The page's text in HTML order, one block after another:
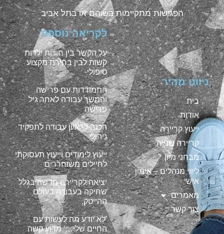
הפגישות מתקיימות בשוהם או בתל אביב
ניווט מהיר
בית
אודות
ייעוץ קריירה
קריירה שנייה
מבחני מיון
ליווי מנהלים – אימון
אישי
מאמרים
צור קשר
לקריאה נוספת
על הקשר בין חוויות ילדות
קשות לבין בחירת מקצוע
טיפולי
התמודדות עם פרישה
והמשך עבודה לאחר גיל
פרישה
הכנה לראיון עבודה לתפקיד
ניהולי
ייעוץ לימודים וייעוץ תעסוקתי
לחיילים משוחררים
יציאה לקריירה חדשה בגלל
שחיקה בעבודה בעולם
ההייטק.
'לא יודע מה לעשות עם
החיים שלי…' מדוע קשה